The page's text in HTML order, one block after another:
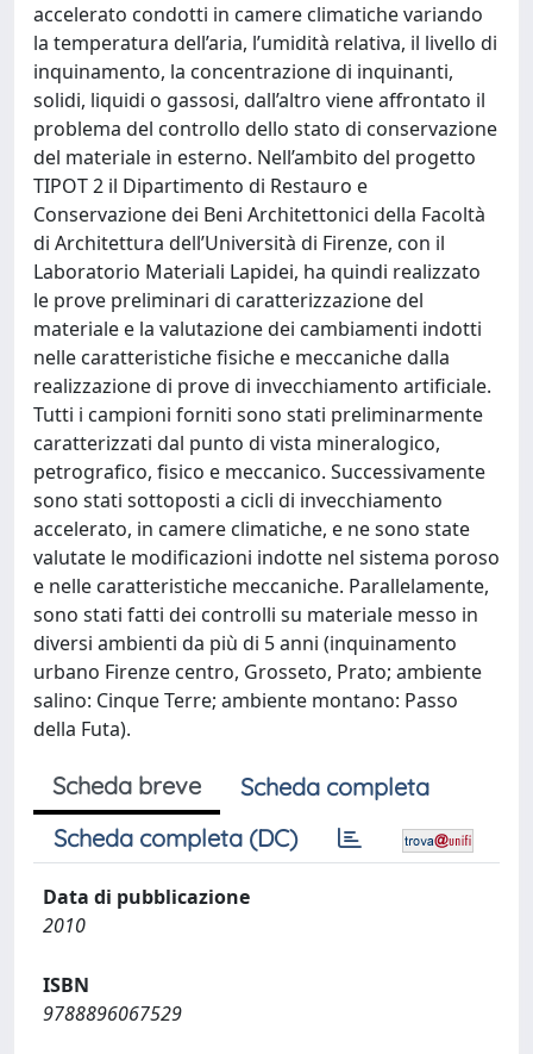
accelerato condotti in camere climatiche variando
la temperatura dell’aria, l’umidità relativa, il livello di
inquinamento, la concentrazione di inquinanti,
solidi, liquidi o gassosi, dall’altro viene affrontato il
problema del controllo dello stato di conservazione
del materiale in esterno. Nell’ambito del progetto
TIPOT 2 il Dipartimento di Restauro e
Conservazione dei Beni Architettonici della Facoltà
di Architettura dell’Università di Firenze, con il
Laboratorio Materiali Lapidei, ha quindi realizzato
le prove preliminari di caratterizzazione del
materiale e la valutazione dei cambiamenti indotti
nelle caratteristiche fisiche e meccaniche dalla
realizzazione di prove di invecchiamento artificiale.
Tutti i campioni forniti sono stati preliminarmente
caratterizzati dal punto di vista mineralogico,
petrografico, fisico e meccanico. Successivamente
sono stati sottoposti a cicli di invecchiamento
accelerato, in camere climatiche, e ne sono state
valutate le modificazioni indotte nel sistema poroso
e nelle caratteristiche meccaniche. Parallelamente,
sono stati fatti dei controlli su materiale messo in
diversi ambienti da più di 5 anni (inquinamento
urbano Firenze centro, Grosseto, Prato; ambiente
salino: Cinque Terre; ambiente montano: Passo
della Futa).
Scheda breve
Scheda completa
Scheda completa (DC)
Data di pubblicazione
2010
ISBN
9788896067529